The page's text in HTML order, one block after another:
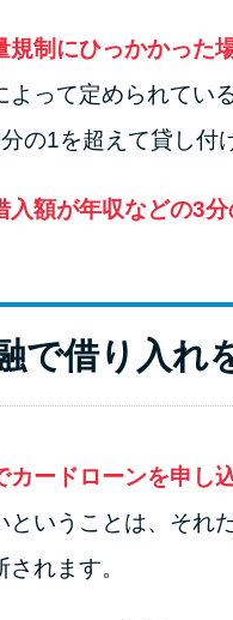
規制にひっかかった
って定められてい
の1を超えて貸し付
入額が年収などの3
で借り入れ
カードローンを申し
いうことは、それ
れます。